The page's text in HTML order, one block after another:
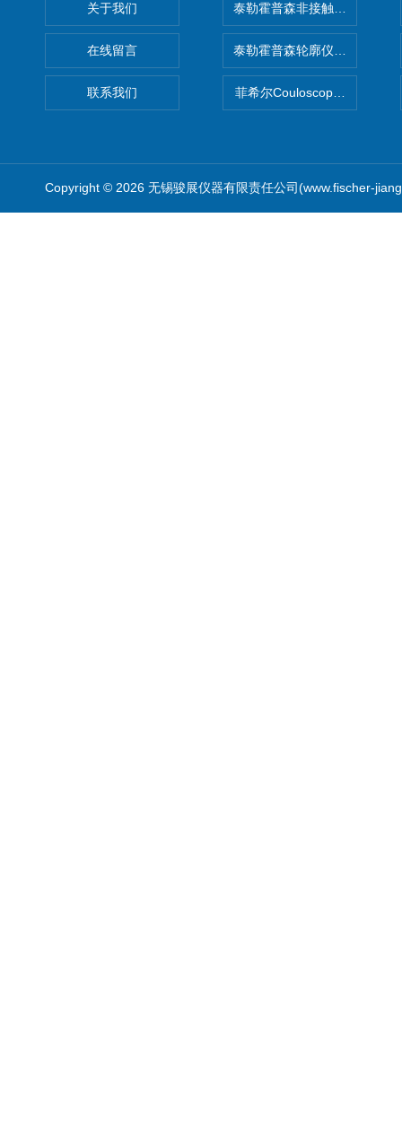
关于我们
在线留言
联系我们
泰勒霍普森非接触式轮廓仪
泰勒霍普森轮廓仪|TAYLOR
菲希尔Couloscope CMS2电
Copyright © 2026 无锡骏展仪器有限责任公司(www.fischer-